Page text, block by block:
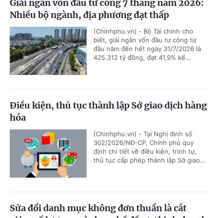
Giải ngân vốn đầu tư công 7 tháng năm 2026:
Nhiều bộ ngành, địa phương đạt thấp
(Chinhphu.vn) - Bộ Tài chính cho
biết, giải ngân vốn đầu tư công từ
đầu năm đến hết ngày 31/7/2026 là
425.312 tỷ đồng, đạt 41,9% kế...
Điều kiện, thủ tục thành lập Sở giao dịch hàng
hóa
(Chinhphu.vn) - Tại Nghị định số
302/2026/NĐ-CP, Chính phủ quy
định chi tiết về điều kiện, trình tự,
thủ tục cấp phép thành lập Sở giao...
Sửa đổi danh mục không đơn thuần là cắt